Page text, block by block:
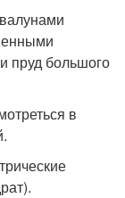
пруд большого
в